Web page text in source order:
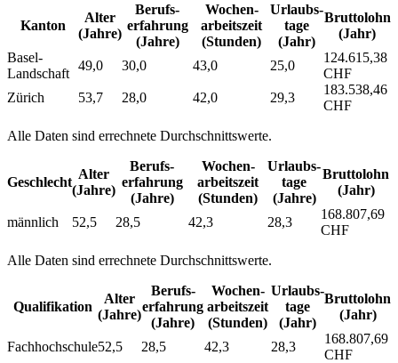
Kanton
Alter
(Jahre)
Berufs­
erfahrung
(Jahre)
Wochen­
arbeitszeit
(Stunden)
Urlaubs­
tage
(Jahr)
Bruttolohn
(Jahr)
Basel-
Landschaft
49,0 30,0 43,0 25,0
124.615,38
CHF
Zürich
53,7 28,0 42,0 29,3
183.538,46
CHF
Alle Daten sind errechnete Durchschnittswerte.
Geschlecht
Alter
(Jahre)
Berufs­
erfahrung
(Jahre)
Wochen­
arbeitszeit
(Stunden)
Urlaubs­
tage
(Jahre)
Bruttolohn
(Jahr)
männlich 52,5 28,5 42,3 28,3
168.807,69
CHF
Alle Daten sind errechnete Durchschnittswerte.
Qualifikation
Alter
(Jahre)
Berufs­
erfahrung
(Jahre)
Wochen­
arbeitszeit
(Stunden)
Urlaubs­
tage
(Jahr)
Bruttolohn
(Jahr)
Fachhochschule52,5 28,5 42,3 28,3
168.807,69
CHF